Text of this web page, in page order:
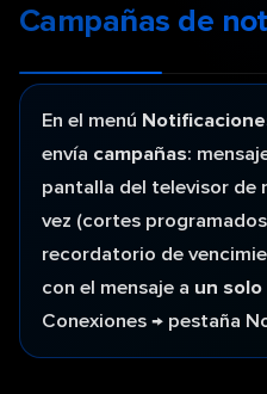
Campañas de
En el menú
envía campañas:
pantalla del televisor de
vez (cortes
recordatorio de
con el mensaje a un solo
Conexiones → pestaña